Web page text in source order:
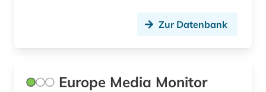
Zur Datenbank
Europe Media Monitor